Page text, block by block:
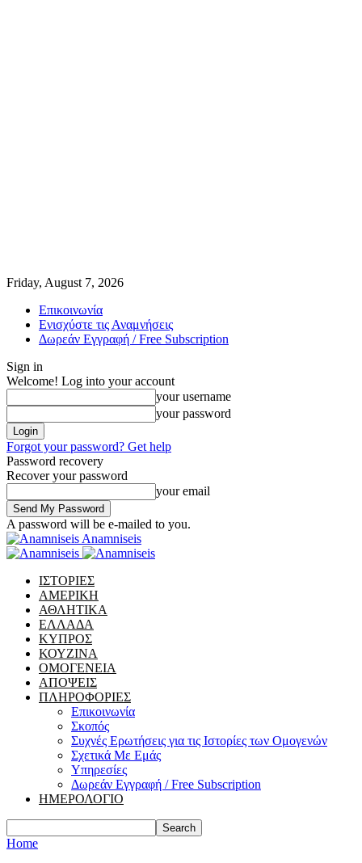
Friday, August 7, 2026
Επικοινωνία
Ενισχύστε τις Αναμνήσεις
Δωρεάν Εγγραφή / Free Subscription
Sign in
Welcome! Log into your account
your username
your password
Forgot your password? Get help
Password recovery
Recover your password
your email
A password will be e-mailed to you.
Anamniseis
ΙΣΤΟΡΙΕΣ
ΑΜΕΡΙΚΗ
ΑΘΛΗΤΙΚΑ
ΕΛΛΑΔΑ
ΚΥΠΡΟΣ
ΚΟΥΖΙΝΑ
ΟΜΟΓΕΝΕΙΑ
ΑΠΟΨΕΙΣ
ΠΛΗΡΟΦΟΡΙΕΣ
Επικοινωνία
Σκοπός
Συχνές Ερωτήσεις για τις Ιστορίες των Ομογενών
Σχετικά Με Εμάς
Υπηρεσίες
Δωρεάν Εγγραφή / Free Subscription
ΗΜΕΡΟΛΟΓΙΟ
Home